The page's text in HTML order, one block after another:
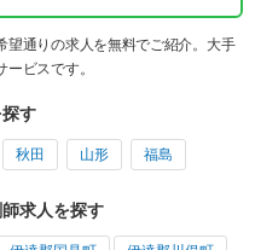
望通りの求人を無料でご紹介。大手
ビスです。
す
秋田 山形 福島
求人を探す